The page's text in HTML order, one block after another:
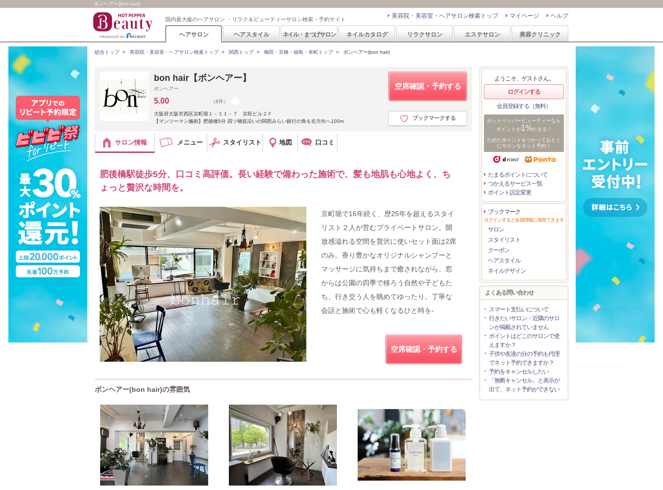
ボンヘアー(bon hair)
国内最大級のヘアサロン ・リラク＆ビューティーサロン検索・予約サイト ヘルプ
マイページ
美容院・美容室・ヘアサロン検索トップ
ヘアサロン ヘアスタイル ネイル・まつげサロン ネイルカタログ リラクサロン エステサロン 美容クリニック
総合トップ> 美容院・美容室・ヘアサロン検索トップ> 関西トップ> 梅田・京橋・福島・本町トップ> ボンヘアー(bon hair)
空席確認・予約する
ブックマークする
bon hair【ボンヘアー】
ボンヘアー
5.00 （8件）
大阪府大阪市西区京町堀１－１１－７ 京旺ビル２Ｆ
【マンツーマン施術】肥後橋5分 四ツ橋筋沿いの関西みらい銀行の角を右方向へ100m
サロン情報 メニュー スタイリスト 地図 口コミ
肥後橋駅徒歩5分、口コミ高評価。長い経験で備わった施術で、髪も地肌も心地よく、ち
ょっと贅沢な時間を。
京町堀で16年続く、歴25年を超えるスタイ
リスト２人が営むプライベートサロン。開
放感溢れる空間を贅沢に使いセット面は2席
のみ。香り豊かなオリジナルシャンプーと
マッサージに気持ちまで癒されながら、窓
からは公園の四季で移ろう自然や子どもた
ち、行き交う人を眺めてゆったり。丁寧な
会話と施術で心も軽くなるひと時を-
空席確認・予約する
ボンヘアー(bon hair)の雰囲気
ようこそ、ゲストさん。
ログインする
会員登録する（無料）
ホットペッパービューティーなら
ポイントが1%たまる！
ためたポイントをつかっておとく
にサロンをネット予約！
たまるポイントについて
つかえるサービス一覧
ポイント設定変更
ブックマーク
ログインすると会員情報に保存できます
サロン
スタイリスト
クーポン
ヘアスタイル
ネイルデザイン
よくある問い合わせ
スマート支払いについて
行きたいサロン・近隣のサロ
ンが掲載されていません
ポイントはどこのサロンで使
えますか？
子供や友達の分の予約も代理
でネット予約できますか？
予約をキャンセルしたい
「無断キャンセル」と表示が
出て、ネット予約ができない